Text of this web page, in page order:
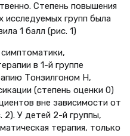
Степень повышения
исследуемых групп была
1 балл (рис. 1)
в 1-й группе
Тонзилгоном Н,
(степень оценки 0)
вне зависимости от
2). У детей 2-й группы,
терапия, только